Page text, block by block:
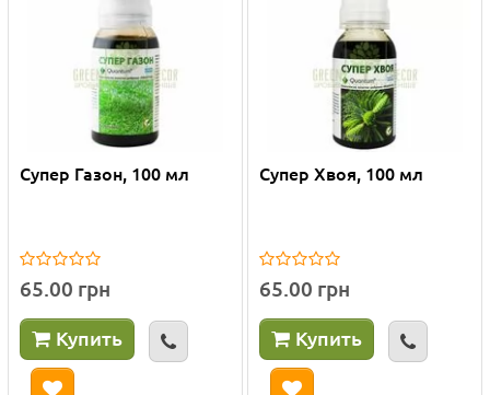
Супер Газон, 100 мл
65.00 грн
Купить
Супер Хвоя, 100 мл
65.00 грн
Купить